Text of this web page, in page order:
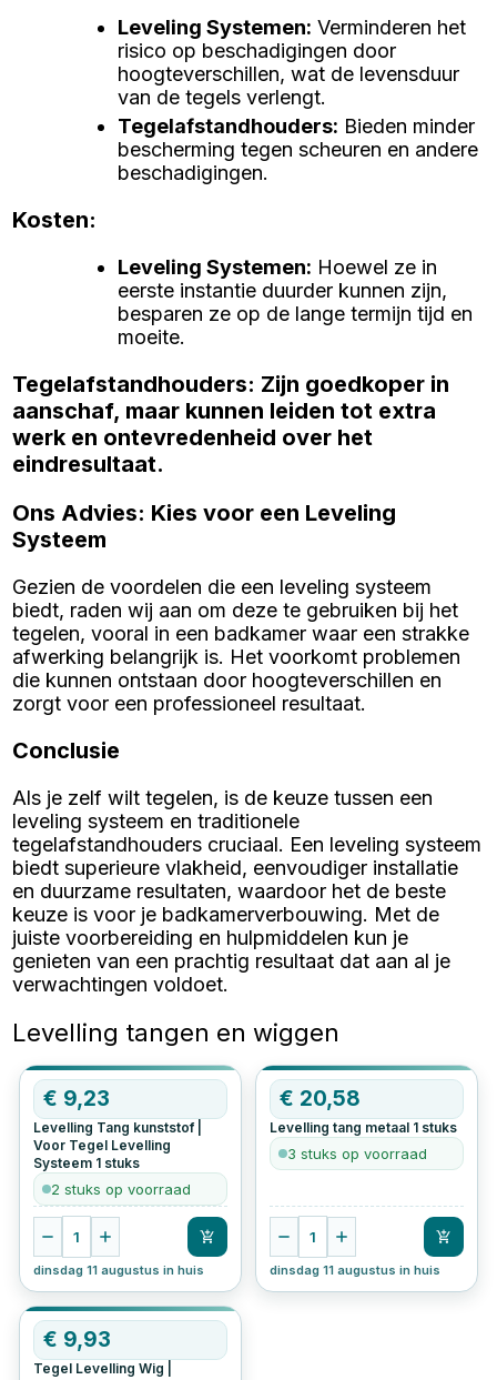
Leveling Systemen: Verminderen het
risico op beschadigingen door
hoogteverschillen, wat de levensduur
van de tegels verlengt.
Tegelafstandhouders: Bieden minder
bescherming tegen scheuren en andere
beschadigingen.
Kosten:
Leveling Systemen: Hoewel ze in
eerste instantie duurder kunnen zijn,
besparen ze op de lange termijn tijd en
moeite.
Tegelafstandhouders: Zijn goedkoper in
aanschaf, maar kunnen leiden tot extra
werk en ontevredenheid over het
eindresultaat.
Ons Advies: Kies voor een Leveling
Systeem
Gezien de voordelen die een leveling systeem
biedt, raden wij aan om deze te gebruiken bij het
tegelen, vooral in een badkamer waar een strakke
afwerking belangrijk is. Het voorkomt problemen
die kunnen ontstaan door hoogteverschillen en
zorgt voor een professioneel resultaat.
Conclusie
Als je zelf wilt tegelen, is de keuze tussen een
leveling systeem en traditionele
tegelafstandhouders cruciaal. Een leveling systeem
biedt superieure vlakheid, eenvoudiger installatie
en duurzame resultaten, waardoor het de beste
keuze is voor je badkamerverbouwing. Met de
juiste voorbereiding en hulpmiddelen kun je
genieten van een prachtig resultaat dat aan al je
verwachtingen voldoet.
Levelling tangen en wiggen
€ 9,23
Levelling Tang kunststof |
Voor Tegel Levelling
Systeem 1 stuks
2 stuks op voorraad
1
dinsdag 11 augustus in huis
€ 20,58
Levelling tang metaal 1 stuks
3 stuks op voorraad
1
dinsdag 11 augustus in huis
€ 9,93
Tegel Levelling Wig |